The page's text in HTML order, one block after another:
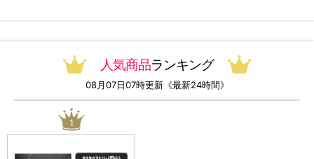
人気商品ランキング
08月07日07時更新《最新24時間》
1